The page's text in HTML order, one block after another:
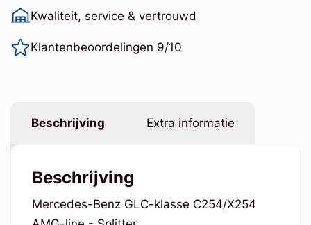
Kwaliteit, service & vertrouwd
Klantenbeoordelingen 9/10
Beschrijving Extra informatie
Beschrijving
Mercedes-Benz GLC-klasse C254/X254